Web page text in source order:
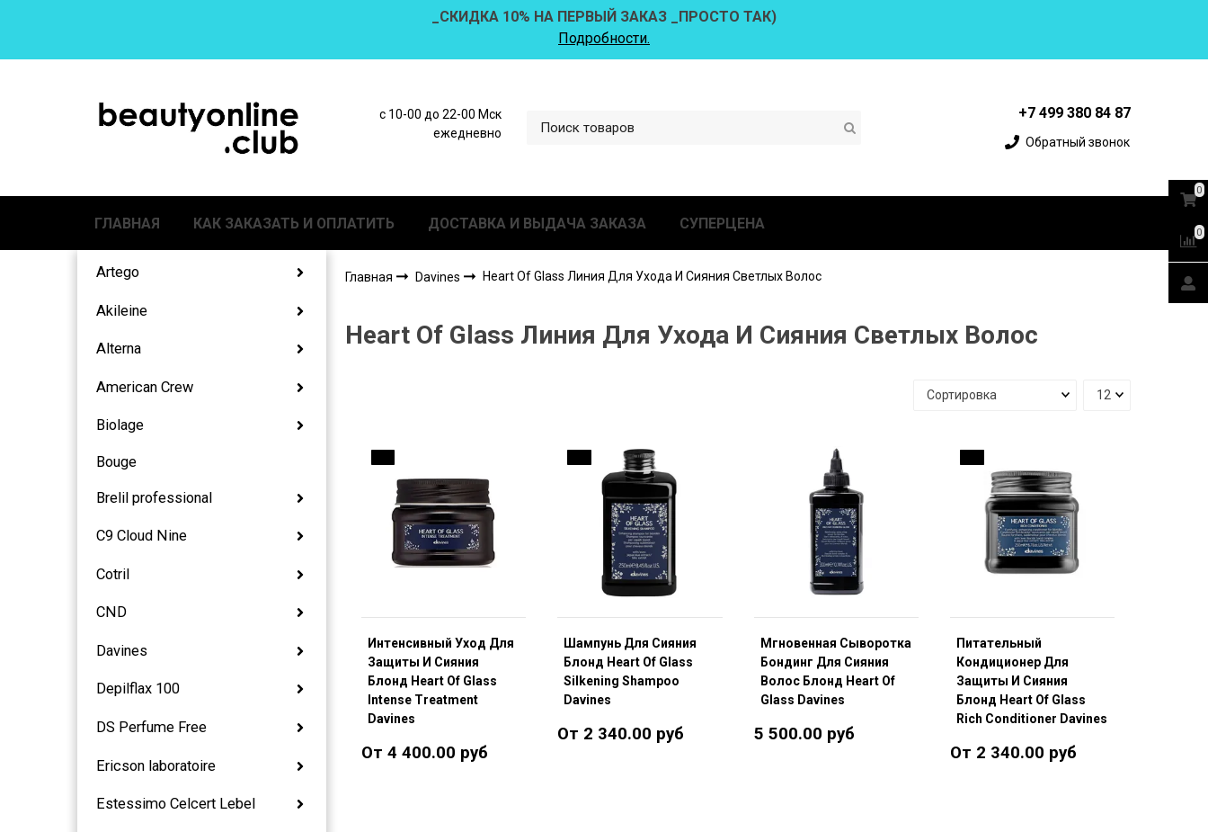
_СКИДКА 10% НА ПЕРВЫЙ ЗАКАЗ _ПРОСТО ТАК)
Подробности.
с 10-00 до 22-00 Мск
ежедневно
+7 499 380 84 87
Обратный звонок
ГЛАВНАЯ КАК ЗАКАЗАТЬ И ОПЛАТИТЬ ДОСТАВКА И ВЫДАЧА ЗАКАЗА СУПЕРЦЕНА
Artego
Akileine
Alterna
American Crew
Biolage
Bouge
Brelil professional
C9 Cloud Nine
Cotril
CND
Davines
Depilflax 100
DS Perfume Free
Ericson laboratoire
Estessimo Celcert Lebel
Главная Davines Heart Of Glass Линия Для Ухода И Сияния Светлых Волос
Heart Of Glass Линия Для Ухода И Сияния Светлых Волос
Интенсивный Уход Для
Защиты И Сияния
Блонд Heart Of Glass
Intense Treatment
Davines
От 4 400.00 руб
Шампунь Для Сияния
Блонд Heart Of Glass
Silkening Shampoo
Davines
От 2 340.00 руб
Мгновенная Сыворотка
Бондинг Для Сияния
Волос Блонд Heart Of
Glass Davines
5 500.00 руб
Питательный
Кондиционер Для
Защиты И Сияния
Блонд Heart Of Glass
Rich Conditioner Davines
От 2 340.00 руб
0
0